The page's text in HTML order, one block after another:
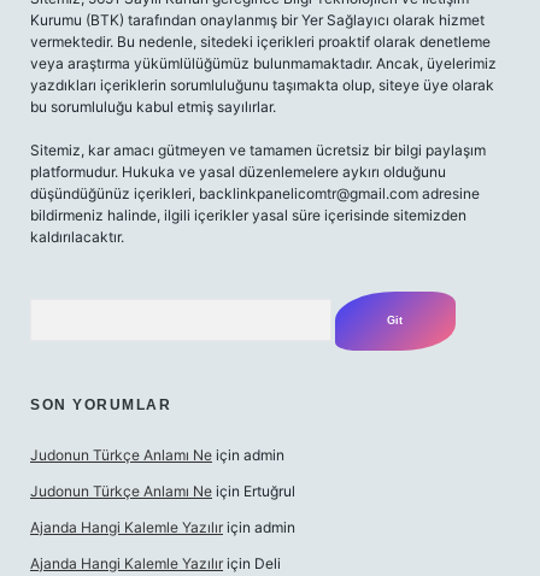
Kurumu (BTK) tarafından onaylanmış bir Yer Sağlayıcı olarak hizmet
vermektedir. Bu nedenle, sitedeki içerikleri proaktif olarak denetleme
veya araştırma yükümlülüğümüz bulunmamaktadır. Ancak, üyelerimiz
yazdıkları içeriklerin sorumluluğunu taşımakta olup, siteye üye olarak
bu sorumluluğu kabul etmiş sayılırlar.
Sitemiz, kar amacı gütmeyen ve tamamen ücretsiz bir bilgi paylaşım
platformudur. Hukuka ve yasal düzenlemelere aykırı olduğunu
düşündüğünüz içerikleri, backlinkpanelicomtr@gmail.com adresine
bildirmeniz halinde, ilgili içerikler yasal süre içerisinde sitemizden
kaldırılacaktır.
SON YORUMLAR
Judonun Türkçe Anlamı Ne için admin
Judonun Türkçe Anlamı Ne için Ertuğrul
Ajanda Hangi Kalemle Yazılır için admin
Ajanda Hangi Kalemle Yazılır için Deli